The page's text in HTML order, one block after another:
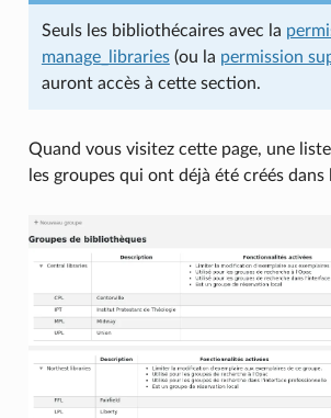
Seuls les bibliothécaires avec la
manage_libraries(ou la permission
auront accès à cette section.
Quand vous visitez cette page, une
les groupes qui ont déjà été créés dans